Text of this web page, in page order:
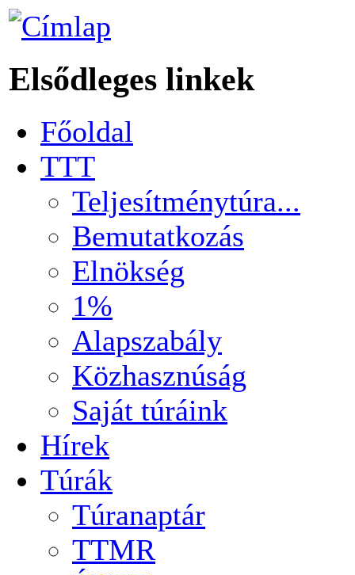
Elsődleges linkek
Főoldal
TTT
Teljesítménytúra...
Bemutatkozás
Elnökség
1%
Alapszabály
Közhasznúság
Saját túráink
Hírek
Túrák
Túranaptár
TTMR